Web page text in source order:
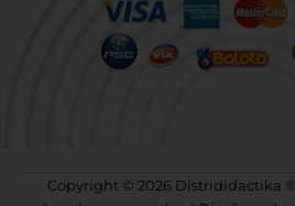
Copyright © 2026 Distrididactika